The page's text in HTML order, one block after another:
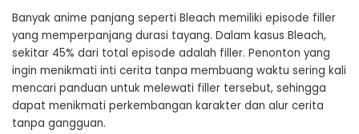
Banyak anime panjang seperti Bleach memiliki episode filler
yang memperpanjang durasi tayang. Dalam kasus Bleach,
sekitar 45% dari total episode adalah filler. Penonton yang
ingin menikmati inti cerita tanpa membuang waktu sering kali
mencari panduan untuk melewati filler tersebut, sehingga
dapat menikmati perkembangan karakter dan alur cerita
tanpa gangguan.